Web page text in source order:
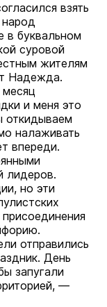
взять
в буквальном
суровой
жителям
Надежда.
и меня это
откидываем
налаживать
впереди.
лидеров.
но эти
отправились
День
запугали
—